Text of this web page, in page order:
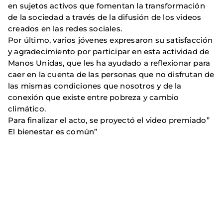
en sujetos activos que fomentan la transformación
de la sociedad a través de la difusión de los videos
creados en las redes sociales.
Por último, varios jóvenes expresaron su satisfacción
y agradecimiento por participar en esta actividad de
Manos Unidas, que les ha ayudado a reflexionar para
caer en la cuenta de las personas que no disfrutan de
las mismas condiciones que nosotros y de la
conexión que existe entre pobreza y cambio
climático.
Para finalizar el acto, se proyectó el video premiado”
El bienestar es común”